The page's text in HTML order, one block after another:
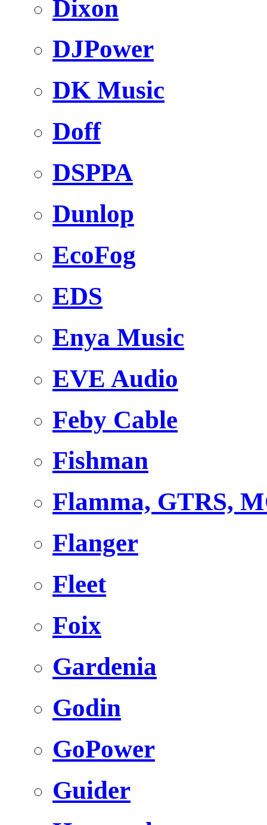
Dixon
DJPower
DK Music
Doff
DSPPA
Dunlop
EcoFog
EDS
Enya Music
EVE Audio
Feby Cable
Fishman
Flamma, GTRS,
Flanger
Fleet
Foix
Gardenia
Godin
GoPower
Guider